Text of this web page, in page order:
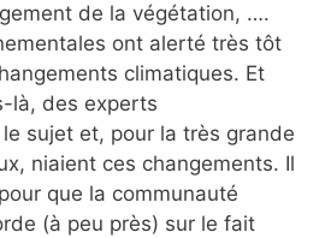
de la végétation, ….
ont alerté très tôt
climatiques. Et
là, des experts
sujet et, pour la très grande
niaient ces changements. Il
que la communauté
(à peu près) sur le fait